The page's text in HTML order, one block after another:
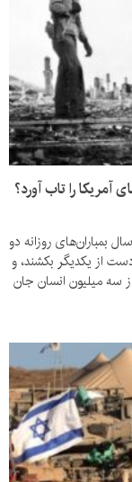
را تاب آورد؟
روزانه دو
از یکدیگر بکشند، و
سه میلیون انسان جان